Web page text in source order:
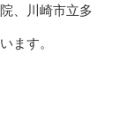
、川崎市立多
ます。